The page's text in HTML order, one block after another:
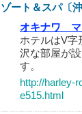
ゾート＆スパ〔沖
オキナワ マ
ホテルはV字
沢な部屋が
す。
http://harley-
e515.html